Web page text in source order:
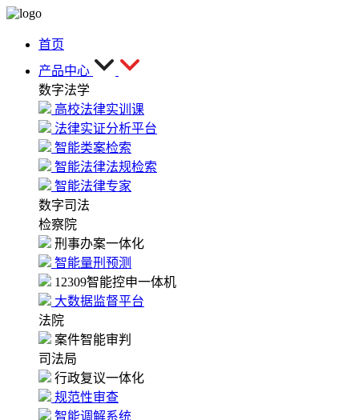
首页
产品中心
数字法学
高校法律实训课
法律实证分析平台
智能类案检索
智能法律法规检索
智能法律专家
数字司法
检察院
刑事办案一体化
智能量刑预测
12309智能控申一体机
大数据监督平台
法院
案件智能审判
司法局
行政复议一体化
规范性审查
智能调解系统